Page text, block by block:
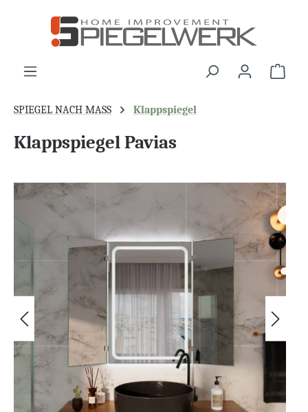
springen
SPIEGEL NACH MASS Klappspiegel
Klappspiegel Pavias